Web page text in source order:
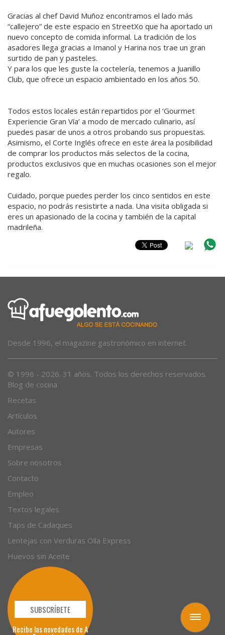
Toggle
navigation
Gracias al chef David Muñoz encontramos el lado más
“callejero” de este espacio en StreetXo que ha aportado un
nuevo concepto de comida informal. La tradición de los
asadores llega gracias a Imanol y Harina nos trae un gran
surtido de pan y pasteles.
Y para los que les guste la coctelería, tenemos a Juanillo
Club, que ofrece un espacio ambientado en los años 50.
Todos estos locales están repartidos por el ‘Gourmet
Experiencie Gran Vía’ a modo de mercado culinario, así
puedes pasar de unos a otros probando sus propuestas.
Asimismo, el Corte Inglés ofrece en este área la posibilidad
de comprar los productos más selectos de la cocina,
productos exclusivos que en muchas ocasiones son el mejor
regalo.
Cuidado, porque puedes perder los cinco sentidos en este
espacio, no podrás resistirte a nada. Una visita obligada si
eres un apasionado de la cocina y también de la capital
madrileña.
Desde 1996, el magazine gastronómico en internet.
© 1996 - 2026. 31 años. Todos los derechos reservados.
Blog de cocina
Recetas
Artículos
Autores
Empresas
Sobre nosotros
Contacto
Empleo
Textos legales
Taps de Cadaques
Lentejas con Verduras Olla Express
Huevos sin Aceite
SUBSCRÍBETE
Recibe las novedades de A